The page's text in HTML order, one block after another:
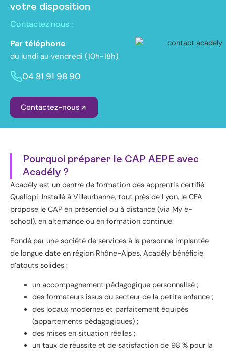
votre disposition
Contactez nous :
Par téléphone
du lundi au vendredi (10h-18h)
04 81 91 98 90
Contactez-nous
Pourquoi préparer le CAP AEPE avec
Acadély ?
Acadély est un centre de formation des apprentis certifié
Qualiopi. Installé à Villeurbanne, tout près de Lyon, le CFA
propose le CAP en présentiel ou à distance (via My e-
school), en alternance ou en formation continue.
Fondé par une société de services à la personne implantée
de longue date en région Rhône-Alpes, Acadély bénéficie
d’atouts solides :
un accompagnement pédagogique personnalisé ;
des formateurs issus du secteur de la petite enfance ;
des locaux modernes et parfaitement équipés
(appartements pédagogiques) ;
des mises en situation réelles ;
un taux de réussite et de satisfaction de 98 % pour la